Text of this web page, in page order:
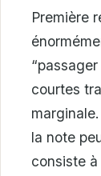
Première
courtes
la note
consiste